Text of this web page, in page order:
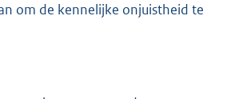
om de kennelijke onjuistheid te